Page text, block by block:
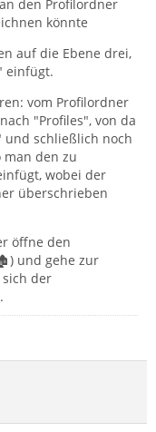
den Profilordner
könnte
auf die Ebene drei,
einfügt.
vom Profilordner
"Profiles", von da
schließlich noch
man den zu
wobei der
überschrieben
öffne den
und gehe zur
der